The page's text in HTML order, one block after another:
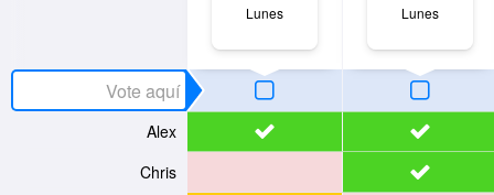
Lunes Lunes
Alex
Chris